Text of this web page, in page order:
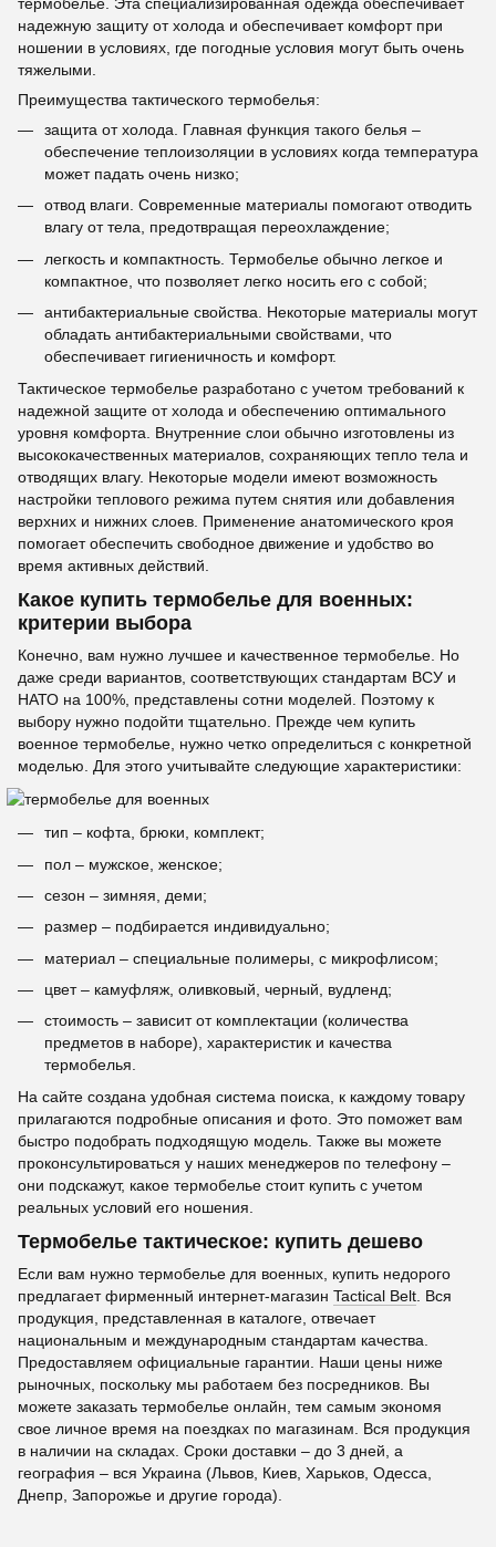
надежную защиту от холода и обеспечивает комфорт при
ношении в условиях, где погодные условия могут быть очень
тяжелыми.
Преимущества тактического термобелья:
защита от холода. Главная функция такого белья –
обеспечение теплоизоляции в условиях когда температура
может падать очень низко;
отвод влаги. Современные материалы помогают отводить
влагу от тела, предотвращая переохлаждение;
легкость и компактность. Термобелье обычно легкое и
компактное, что позволяет легко носить его с собой;
антибактериальные свойства. Некоторые материалы могут
обладать антибактериальными свойствами, что
обеспечивает гигиеничность и комфорт.
Тактическое термобелье разработано с учетом требований к
надежной защите от холода и обеспечению оптимального
уровня комфорта. Внутренние слои обычно изготовлены из
высококачественных материалов, сохраняющих тепло тела и
отводящих влагу. Некоторые модели имеют возможность
настройки теплового режима путем снятия или добавления
верхних и нижних слоев. Применение анатомического кроя
помогает обеспечить свободное движение и удобство во
время активных действий.
Какое купить термобелье для военных:
критерии выбора
Конечно, вам нужно лучшее и качественное термобелье. Но
даже среди вариантов, соответствующих стандартам ВСУ и
НАТО на 100%, представлены сотни моделей. Поэтому к
выбору нужно подойти тщательно. Прежде чем купить
военное термобелье, нужно четко определиться с конкретной
моделью. Для этого учитывайте следующие характеристики:
тип – кофта, брюки, комплект;
пол – мужское, женское;
сезон – зимняя, деми;
размер – подбирается индивидуально;
материал – специальные полимеры, с микрофлисом;
цвет – камуфляж, оливковый, черный, вудленд;
стоимость – зависит от комплектации (количества
предметов в наборе), характеристик и качества
термобелья.
На сайте создана удобная система поиска, к каждому товару
прилагаются подробные описания и фото. Это поможет вам
быстро подобрать подходящую модель. Также вы можете
проконсультироваться у наших менеджеров по телефону –
они подскажут, какое термобелье стоит купить с учетом
реальных условий его ношения.
Термобелье тактическое: купить дешево
Если вам нужно термобелье для военных, купить недорого
предлагает фирменный интернет-магазин Tactical Belt. Вся
продукция, представленная в каталоге, отвечает
национальным и международным стандартам качества.
Предоставляем официальные гарантии. Наши цены ниже
рыночных, поскольку мы работаем без посредников. Вы
можете заказать термобелье онлайн, тем самым экономя
свое личное время на поездках по магазинам. Вся продукция
в наличии на складах. Сроки доставки – до 3 дней, а
география – вся Украина (Львов, Киев, Харьков, Одесса,
Днепр, Запорожье и другие города).